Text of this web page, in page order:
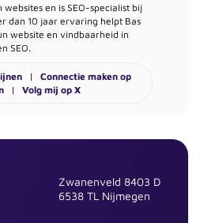
en is SEO-specialist bij
dan 10 jaar ervaring helpt Bas
website en vindbaarheid in
SEO.
| Connectie maken op
| Volg mij op X
Zwanenveld 8403 D
6538 TL Nijmegen